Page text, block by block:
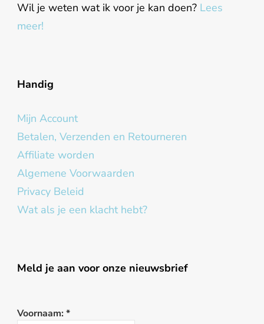
Wil je weten wat ik voor je kan doen? Lees
meer!
Handig
Mijn Account
Betalen, Verzenden en Retourneren
Affiliate worden
Algemene Voorwaarden
Privacy Beleid
Wat als je een klacht hebt?
Meld je aan voor onze nieuwsbrief
Voornaam: *